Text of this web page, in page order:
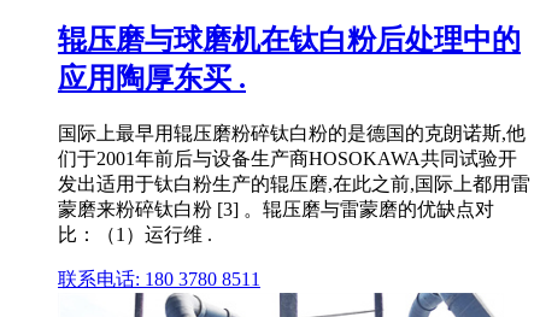
辊压磨与球磨机在钛白粉后处理中的
应用陶厚东买 .
国际上最早用辊压磨粉碎钛白粉的是德国的克朗诺斯,他
们于2001年前后与设备生产商HOSOKAWA共同试验开
发出适用于钛白粉生产的辊压磨,在此之前,国际上都用雷
蒙磨来粉碎钛白粉 [3] 。辊压磨与雷蒙磨的优缺点对
比：（1）运行维 .
联系电话: 180 3780 8511